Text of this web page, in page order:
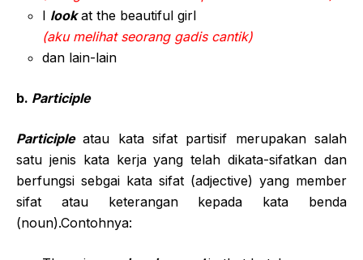
I lookat the beautiful girl
(aku melihat seorang gadis cantik)
dan lain-lain
b. Participle
Participleatau kata sifat partisif merupakan salah
satu jenis kata kerja yang telah dikata-sifatkan dan
berfungsi sebgai kata sifat (adjective) yang member
sifat atau keterangan kepada kata benda
(noun).Contohnya: